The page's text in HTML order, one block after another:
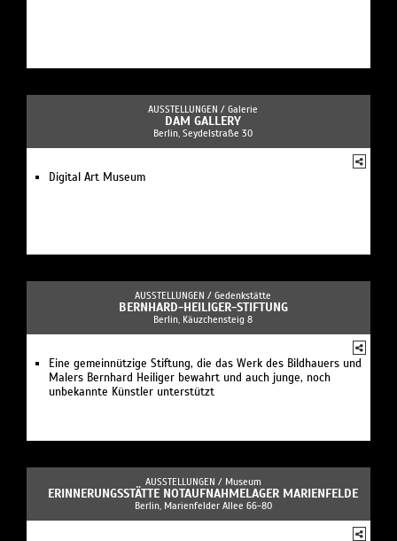
AUSSTELLUNGEN / Galerie
DAM GALLERY
Berlin, Seydelstraße 30
Digital Art Museum
AUSSTELLUNGEN / Gedenkstätte
BERNHARD-HEILIGER-STIFTUNG
Berlin, Käuzchensteig 8
Eine gemeinnützige Stiftung, die das Werk des Bildhauers und
Malers Bernhard Heiliger bewahrt und auch junge, noch
unbekannte Künstler unterstützt
AUSSTELLUNGEN / Museum
ERINNERUNGSSTÄTTE NOTAUFNAHMELAGER MARIENFELDE
Berlin, Marienfelder Allee 66-80